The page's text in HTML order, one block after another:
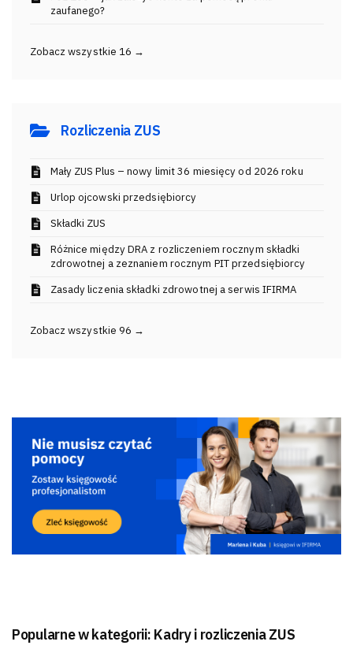
zaufanego?
Zobacz wszystkie 16 →
Rozliczenia ZUS
Mały ZUS Plus – nowy limit 36 miesięcy od 2026 roku
Urlop ojcowski przedsiębiorcy
Składki ZUS
Różnice między DRA z rozliczeniem rocznym składki
zdrowotnej a zeznaniem rocznym PIT przedsiębiorcy
Zasady liczenia składki zdrowotnej a serwis IFIRMA
Zobacz wszystkie 96 →
Popularne w kategorii: Kadry i rozliczenia ZUS